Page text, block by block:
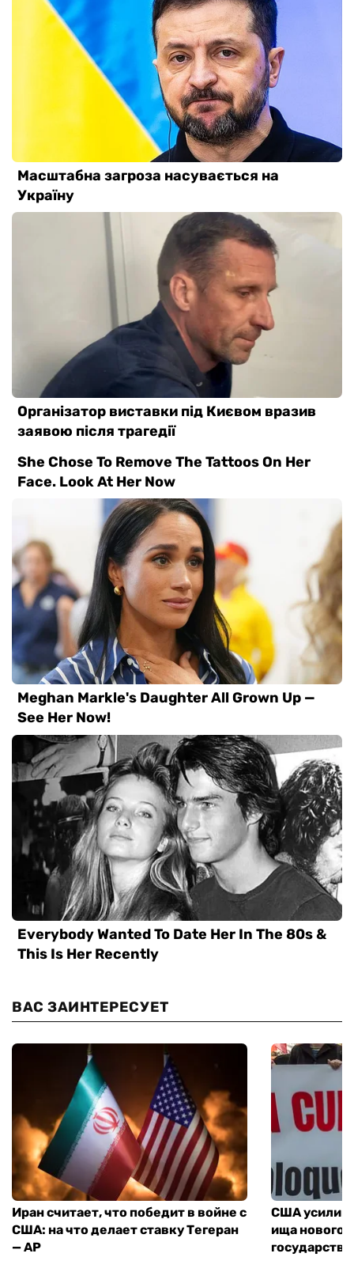
ВАС ЗАИНТЕРЕСУЕТ
Иран считает, что победит в войне с
США: на что делает ставку Тегеран
— AP
США
ища нового